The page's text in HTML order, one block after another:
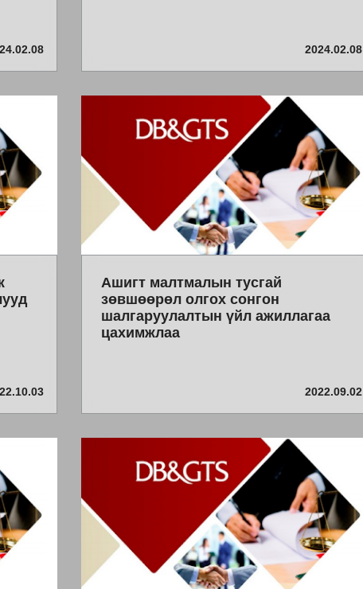
2024.02.08
Ашигт малтмалын тусгай
зөвшөөрөл олгох сонгон
шалгаруулалтын үйл ажиллагаа
цахимжлаа
2022.09.02